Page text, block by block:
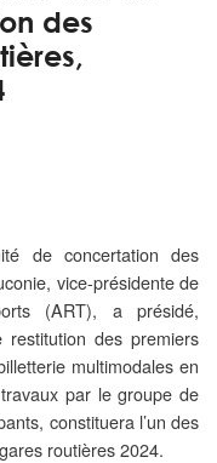
des
de concertation des
vice-présidente de
(ART), a présidé,
des premiers
multimodales en
par le groupe de
constituera l’un des
routières 2024.